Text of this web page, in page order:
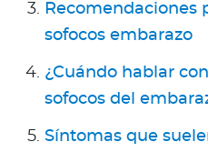
Recomendaciones
sofocos embarazo
¿Cuándo hablar
sofocos del
Síntomas que